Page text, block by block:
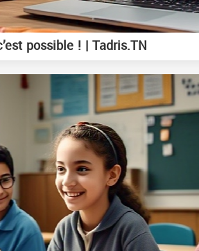
possible ! | Tadris.TN